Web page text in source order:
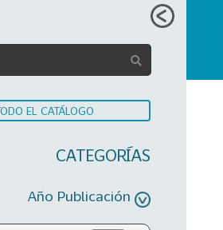
EL CATÁLOGO
CATEGORÍAS
Año Publicación